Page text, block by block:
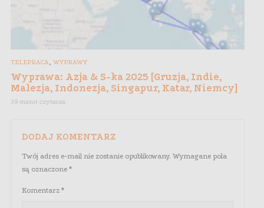
TELEPRACA, WYPRAWY
Wyprawa: Azja & S-ka 2025 [Gruzja, Indie,
Malezja, Indonezja, Singapur, Katar, Niemcy]
39 minut czytania
DODAJ KOMENTARZ
Twój adres e-mail nie zostanie opublikowany. Wymagane pola
są oznaczone *
Komentarz *